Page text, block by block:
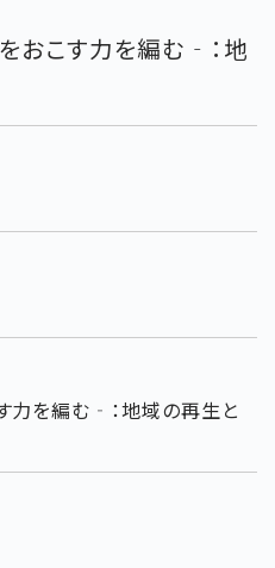
おこす力を編む‐：地
力を編む‐：地域の再生と